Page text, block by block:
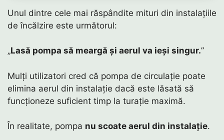
Unul dintre cele mai răspândite mituri din instalațiile
de încălzire este următorul:
„Lasă pompa să meargă și aerul va ieși singur.”
Mulți utilizatori cred că pompa de circulație poate
elimina aerul din instalație dacă este lăsată să
funcționeze suficient timp la turație maximă.
În realitate, pompa nu scoate aerul din instalație.